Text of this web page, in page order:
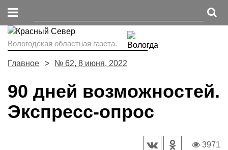
Вологодская областная газета.
Главное № 62, 8 июня, 2022
90 дней возможностей.
Экспресс-опрос
3971